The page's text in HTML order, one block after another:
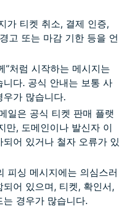
가 티켓 취소, 결제 인증,
고 또는 마감 기한 등을 언
”처럼 시작하는 메시지는
다. 공식 안내는 보통 사
가 많습니다.
일은 공식 티켓 판매 플랫
만, 도메인이나 발신자 이
어 있거나 철자 오류가 있
피싱 메시지에는 의심스러
어 있으며, 티켓, 확인서,
경우가 많습니다.